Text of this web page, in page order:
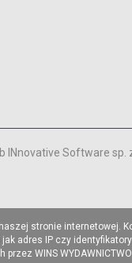
INnovative Software sp.
stronie internetowej.
adres IP czy
WINS